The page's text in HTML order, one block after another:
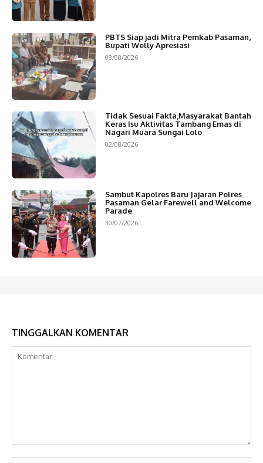
PBTS Siap jadi Mitra Pemkab Pasaman,
Bupati Welly Apresiasi
03/08/2026
Tidak Sesuai Fakta,Masyarakat Bantah
Keras Isu Aktivitas Tambang Emas di
Nagari Muara Sungai Lolo
02/08/2026
Sambut Kapolres Baru Jajaran Polres
Pasaman Gelar Farewell and Welcome
Parade
30/07/2026
TINGGALKAN KOMENTAR